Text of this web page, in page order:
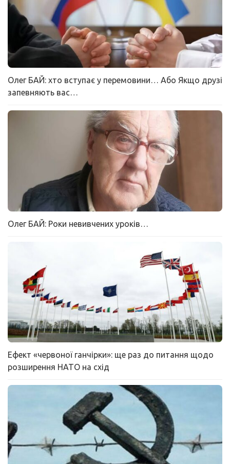
Олег БАЙ: хто вступає у перемовини… Або Якщо друзі
запевняють вас…
Олег БАЙ: Роки невивчених уроків…
Ефект «червоної ганчірки»: ще раз до питання щодо
розширення НАТО на схід